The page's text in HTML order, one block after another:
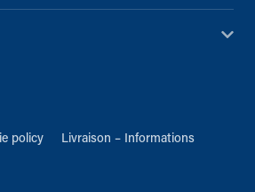
policy Livraison – Informations